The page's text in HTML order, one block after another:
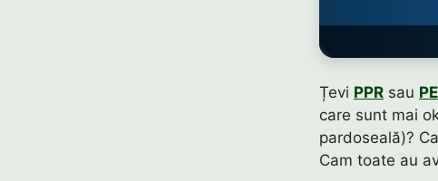
Țevi PPR sau
care sunt mai
pardoseală)?
Cam toate au